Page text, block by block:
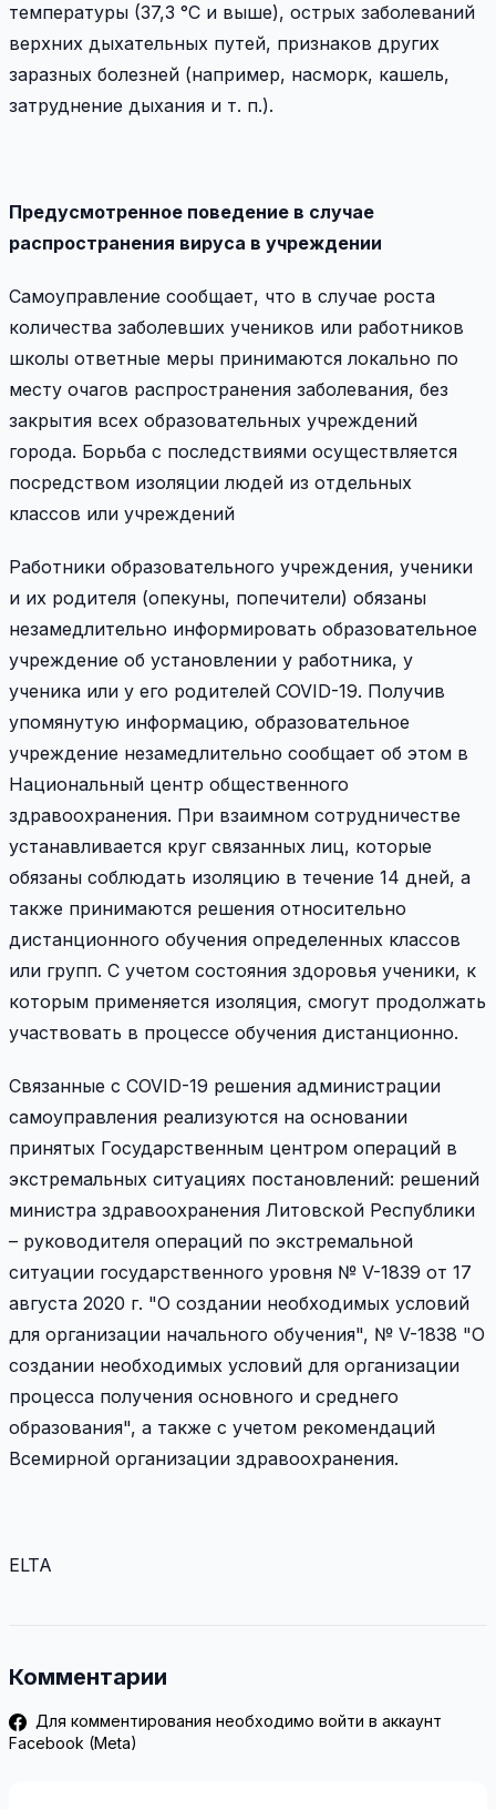
температуры (37,3 °C и выше), острых заболеваний
верхних дыхательных путей, признаков других
заразных болезней (например, насморк, кашель,
затруднение дыхания и т. п.).
Предусмотренное поведение в случае
распространения вируса в учреждении
Самоуправление сообщает, что в случае роста
количества заболевших учеников или работников
школы ответные меры принимаются локально по
месту очагов распространения заболевания, без
закрытия всех образовательных учреждений
города. Борьба с последствиями осуществляется
посредством изоляции людей из отдельных
классов или учреждений
Работники образовательного учреждения, ученики
и их родителя (опекуны, попечители) обязаны
незамедлительно информировать образовательное
учреждение об установлении у работника, у
ученика или у его родителей COVID-19. Получив
упомянутую информацию, образовательное
учреждение незамедлительно сообщает об этом в
Национальный центр общественного
здравоохранения. При взаимном сотрудничестве
устанавливается круг связанных лиц, которые
обязаны соблюдать изоляцию в течение 14 дней, а
также принимаются решения относительно
дистанционного обучения определенных классов
или групп. С учетом состояния здоровья ученики, к
которым применяется изоляция, смогут продолжать
участвовать в процессе обучения дистанционно.
Связанные с COVID-19 решения администрации
самоуправления реализуются на основании
принятых Государственным центром операций в
экстремальных ситуациях постановлений: решений
министра здравоохранения Литовской Республики
– руководителя операций по экстремальной
ситуации государственного уровня № V-1839 от 17
августа 2020 г. "О создании необходимых условий
для организации начального обучения", № V-1838 "О
создании необходимых условий для организации
процесса получения основного и среднего
образования", а также с учетом рекомендаций
Всемирной организации здравоохранения.
ELTA
Комментарии
Для комментирования необходимо войти в аккаунт
Facebook (Meta)